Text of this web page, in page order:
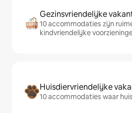
Gezinsvriendelijke
10 accommodaties zijn
kindvriendelijke
Huisdiervriendelijke
10 accommodaties waar